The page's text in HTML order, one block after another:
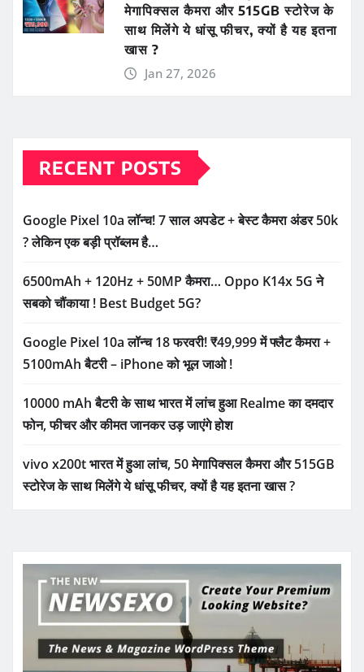
मेगापिक्सल कैमरा और 515GB स्टोरेज के
साथ मिलेंगे ये धांसू फीचर, क्यों है यह इतना
खास ?
Jan 27, 2026
RECENT POSTS
Google Pixel 10a लॉन्च! 7 साल अपडेट + बेस्ट कैमरा अंडर 50k
? लेकिन एक बड़ी प्रॉब्लम है…
6500mAh + 120Hz + 50MP कैमरा… Oppo K14x 5G ने
सबको चौंकाया ! Best Budget 5G?
Google Pixel 10a लॉन्च 18 फरवरी! ₹49,999 में फ्लैट कैमरा +
5100mAh बैटरी – iPhone को भूल जाओ !
10000 mAh बैटरी के साथ भारत में लांच हुआ Realme का दमदार
फोन, फीचर और कीमत जानकर उड़ जाएंगे होश
vivo x200t भारत में हुआ लांच, 50 मेगापिक्सल कैमरा और 515GB
स्टोरेज के साथ मिलेंगे ये धांसू फीचर, क्यों है यह इतना खास ?